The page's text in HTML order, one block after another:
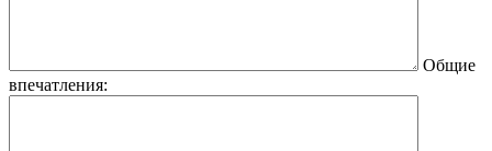
Общие
впечатления: